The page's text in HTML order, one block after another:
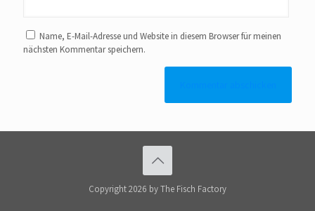
Name, E-Mail-Adresse und Website in diesem Browser für meinen
nächsten Kommentar speichern.
Copyright 2026 by The Fisch Factory